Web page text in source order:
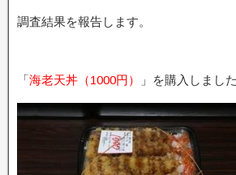
調査結果を報告します。
「海老天丼（1000円） 」を購入しました